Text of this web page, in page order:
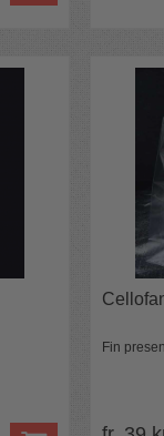
Fin